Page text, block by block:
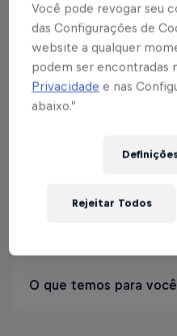
RBB é o
O que temos para
Você pode revogar seu
das Configurações de
website a qualquer
podem ser encontradas
Privacidade e nas
abaixo.”
Rejeitar Todos